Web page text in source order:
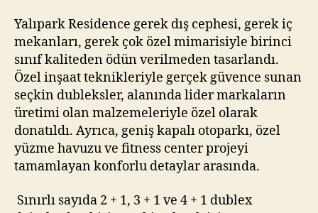
Yalıpark Residence gerek dış cephesi, gerek iç
mekanları, gerek çok özel mimarisiyle birinci
sınıf kaliteden ödün verilmeden tasarlandı.
Özel inşaat teknikleriyle gerçek güvence sunan
seçkin dubleksler, alanında lider markaların
üretimi olan malzemeleriyle özel olarak
donatıldı. Ayrıca, geniş kapalı otoparkı, özel
yüzme havuzu ve fitness center projeyi
tamamlayan konforlu detaylar arasında.
Sınırlı sayıda 2 + 1, 3 + 1 ve 4 + 1 dublex